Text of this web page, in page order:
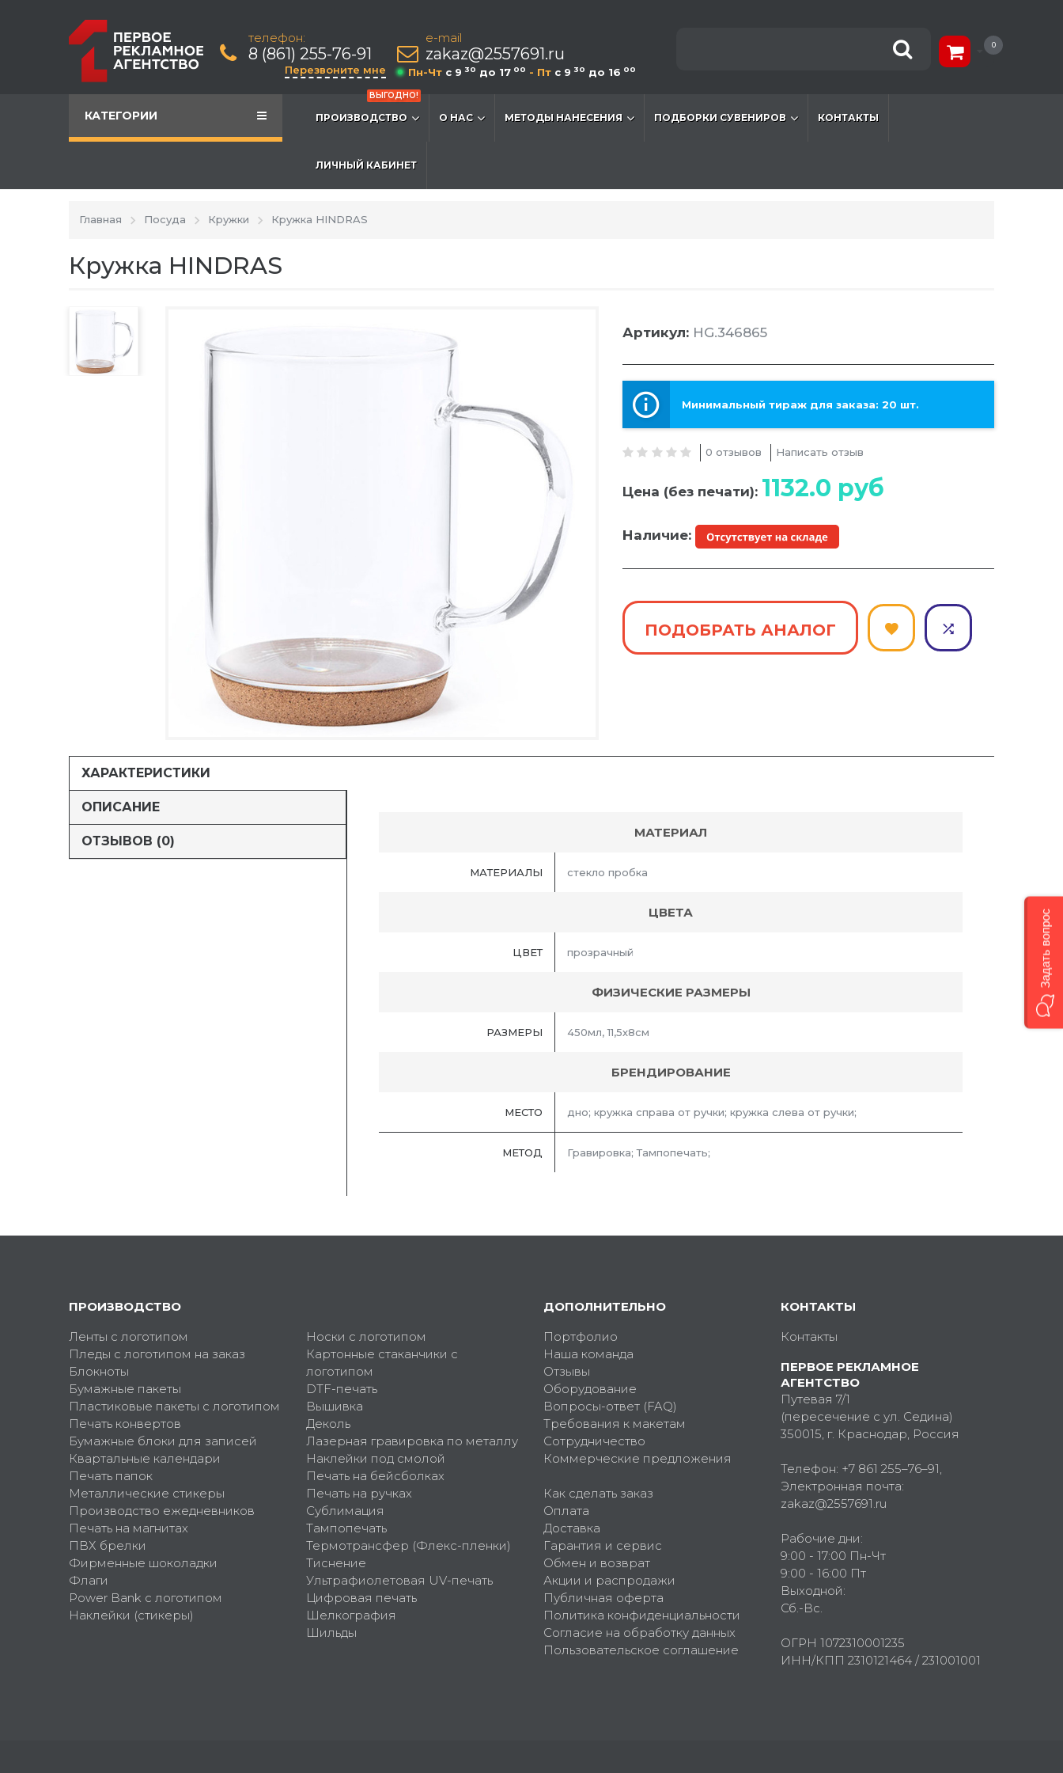
телефон:
8 (861) 255-76-91
Перезвоните мне
e-mail
zakaz@2557691.ru
Пн-Чт c 9 30 до 17 00 - Пт c 9 30 до 16 00
0
КАТЕГОРИИ
ВЫГОДНО!
ПРОИЗВОДСТВО О НАС МЕТОДЫ НАНЕСЕНИЯ ПОДБОРКИ СУВЕНИРОВ КОНТАКТЫ
ЛИЧНЫЙ КАБИНЕТ
Главная Посуда Кружки Кружка HINDRAS
Кружка HINDRAS
Артикул: HG.346865
Минимальный тираж для заказа: 20 шт.
0 отзывов Написать отзыв
Цена (без печати): 1132.0 руб
Наличие:
ПОДОБРАТЬ АНАЛОГ
ХАРАКТЕРИСТИКИ
ОПИСАНИЕ
ОТЗЫВОВ (0)
МАТЕРИАЛ
МАТЕРИАЛЫ стекло пробка
ЦВЕТА
ЦВЕТ прозрачный
ФИЗИЧЕСКИЕ РАЗМЕРЫ
РАЗМЕРЫ 450мл, 11,5х8см
БРЕНДИРОВАНИЕ
МЕСТО дно; кружка справа от ручки; кружка слева от ручки;
МЕТОД Гравировка; Тампопечать;
ПРОИЗВОДСТВО
Ленты с логотипом
Пледы с логотипом на заказ
Блокноты
Бумажные пакеты
Пластиковые пакеты с логотипом
Печать конвертов
Бумажные блоки для записей
Квартальные календари
Печать папок
Металлические стикеры
Производство ежедневников
Печать на магнитах
ПВХ брелки
Фирменные шоколадки
Флаги
Power Bank с логотипом
Наклейки (стикеры)
Носки с логотипом
Картонные стаканчики с
логотипом
DTF-печать
Вышивка
Деколь
Лазерная гравировка по металлу
Наклейки под смолой
Печать на бейсболках
Печать на ручках
Сублимация
Тампопечать
Термотрансфер (Флекс-пленки)
Тиснение
Ультрафиолетовая UV-печать
Цифровая печать
Шелкография
Шильды
ДОПОЛНИТЕЛЬНО
Портфолио
Наша команда
Отзывы
Оборудование
Вопросы-ответ (FAQ)
Требования к макетам
Сотрудничество
Коммерческие предложения
Как сделать заказ
Оплата
Доставка
Гарантия и сервис
Обмен и возврат
Акции и распродажи
Публичная оферта
Политика конфиденциальности
Согласие на обработку данных
Пользовательское соглашение
КОНТАКТЫ
Контакты
ПЕРВОЕ РЕКЛАМНОЕ
АГЕНТСТВО
Путевая 7/1
(пересечение с ул. Седина)
350015 , г. Краснодар, Россия
Телефон: +7 861 255–76–91
Электронная почта:
zakaz@2557691.ru
Рабочие дни:
9:00 - 17:00 Пн-Чт
9:00 - 16:00 Пт
Выходной:
Сб.-Вс.
ОГРН 1072310001235
ИНН/КПП 2310121464 / 231001001
Задать вопрос